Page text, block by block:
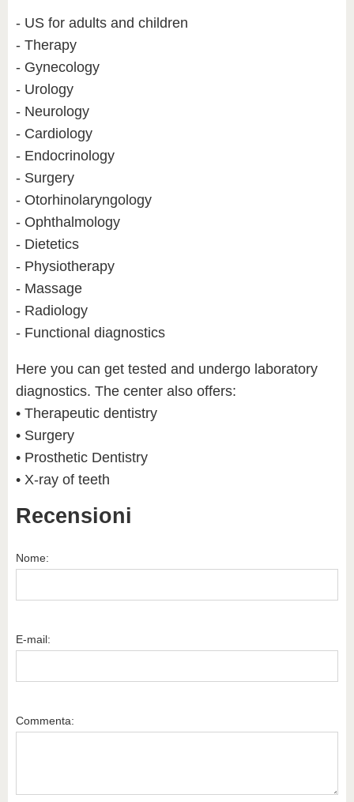
- US for adults and children
- Therapy
- Gynecology
- Urology
- Neurology
- Cardiology
- Endocrinology
- Surgery
- Otorhinolaryngology
- Ophthalmology
- Dietetics
- Physiotherapy
- Massage
- Radiology
- Functional diagnostics
Here you can get tested and undergo laboratory
diagnostics. The center also offers:
• Therapeutic dentistry
• Surgery
• Prosthetic Dentistry
• X-ray of teeth
Recensioni
Nome:
E-mail:
Commenta: